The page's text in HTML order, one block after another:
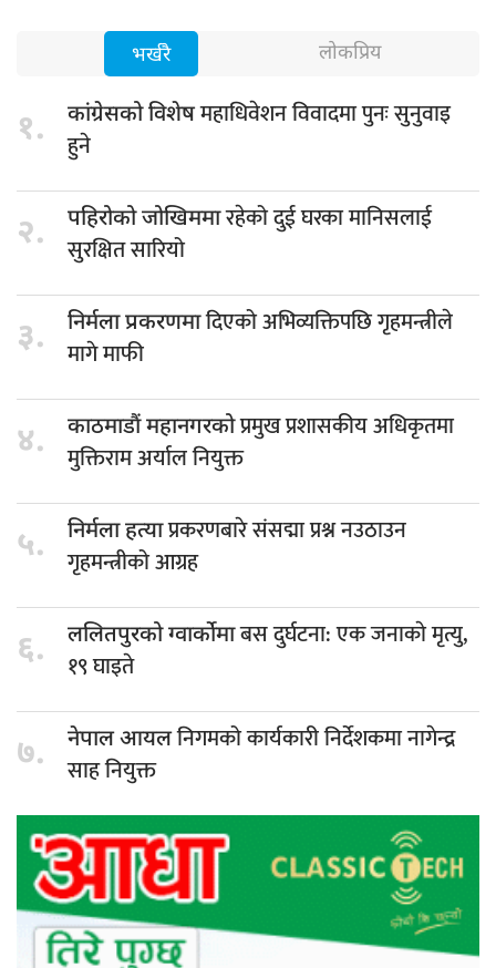
भर्खरै लोकप्रिय
१. कांग्रेसको विशेषमहाधिवेशन विवादमा पुनः सुनुवाइ
हुने
२. पहिरोको जोखिममारहेको दुई घरका मानिसलाई
सुरक्षित सारियो
३. निर्मला प्रकरणमादिएको अभिव्यक्तिपछि गृहमन्त्रीले
मागे माफी
४. काठमाडौं महानगरकोप्रमुख प्रशासकीय अधिकृतमा
मुक्तिराम अर्याल नियुक्त
५. निर्मला हत्याप्रकरणबारे संसद्मा प्रश्न नउठाउन
गृहमन्त्रीको आग्रह
६. ललितपुरको ग्वार्कोमाबस दुर्घटना: एक जनाकाे मृत्यु,
१९ घाइते
७. नेपाल आयलनिगमको कार्यकारी निर्देशकमा नागेन्द्र
साह नियुक्त